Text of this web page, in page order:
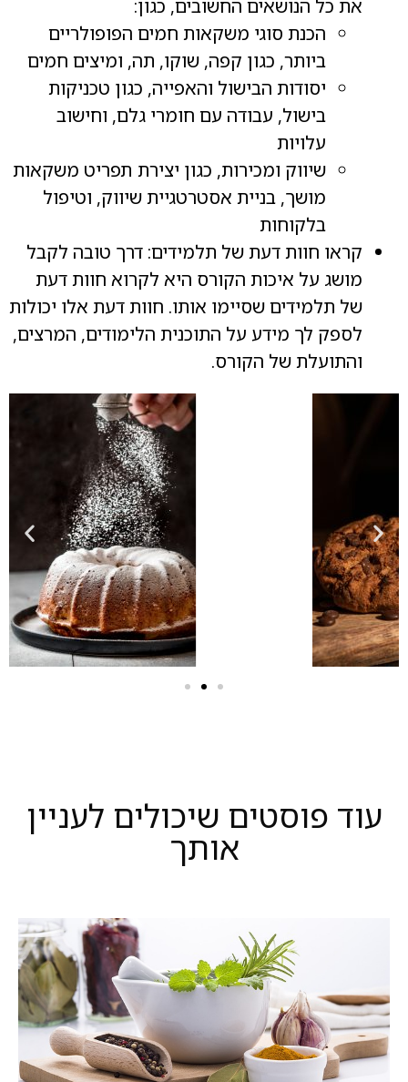
את כל הנושאים החשובים, כגון:
הכנת סוגי משקאות חמים הפופולריים
ביותר, כגון קפה, שוקו, תה, ומיצים חמים
יסודות הבישול והאפייה, כגון טכניקות
בישול, עבודה עם חומרי גלם, וחישוב
עלויות
שיווק ומכירות, כגון יצירת תפריט משקאות
מושך, בניית אסטרטגיית שיווק, וטיפול
בלקוחות
קראו חוות דעת של תלמידים: דרך טובה לקבל
מושג על איכות הקורס היא לקרוא חוות דעת
של תלמידים שסיימו אותו. חוות דעת אלו יכולות
לספק לך מידע על התוכנית הלימודים, המרצים,
והתועלת של הקורס.
עוד פוסטים שיכולים לעניין
אותך